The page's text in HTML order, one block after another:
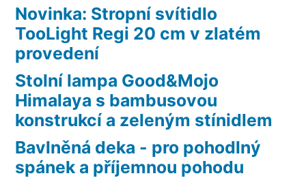
Novinka: Stropní svítidlo
TooLight Regi 20 cm v zlatém
provedení
Stolní lampa Good&Mojo
Himalaya s bambusovou
konstrukcí a zeleným stínidlem
Bavlněná deka - pro pohodlný
spánek a příjemnou pohodu